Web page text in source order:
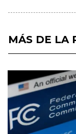
MÁS DE LA